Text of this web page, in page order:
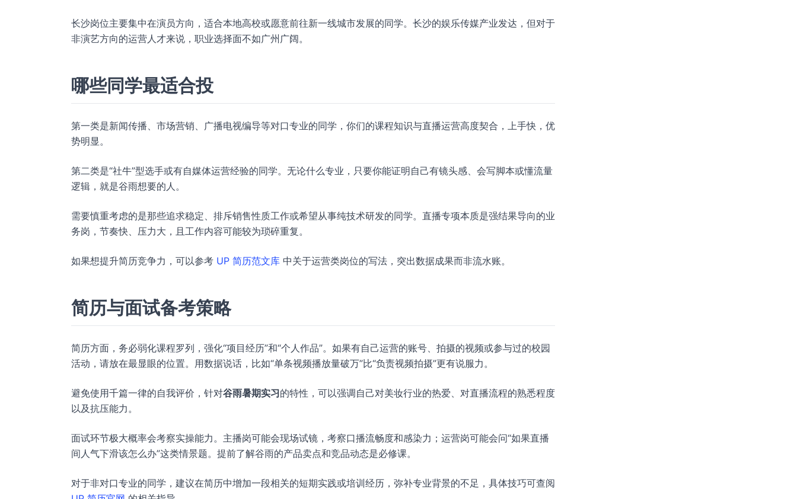
长沙岗位主要集中在演员方向，适合本地高校或愿意前往新一线城市发展的同学。长沙的娱乐传媒产业发达，但对于
非演艺方向的运营人才来说，职业选择面不如广州广阔。
哪些同学最适合投
第一类是新闻传播、市场营销、广播电视编导等对口专业的同学，你们的课程知识与直播运营高度契合，上手快，优
势明显。
第二类是“社牛”型选手或有自媒体运营经验的同学。无论什么专业，只要你能证明自己有镜头感、会写脚本或懂流量
逻辑，就是谷雨想要的人。
需要慎重考虑的是那些追求稳定、排斥销售性质工作或希望从事纯技术研发的同学。直播专项本质是强结果导向的业
务岗，节奏快、压力大，且工作内容可能较为琐碎重复。
如果想提升简历竞争力，可以参考 UP 简历范文库 中关于运营类岗位的写法，突出数据成果而非流水账。
简历与面试备考策略
简历方面，务必弱化课程罗列，强化“项目经历”和“个人作品”。如果有自己运营的账号、拍摄的视频或参与过的校园
活动，请放在最显眼的位置。用数据说话，比如“单条视频播放量破万”比“负责视频拍摄”更有说服力。
避免使用千篇一律的自我评价，针对谷雨暑期实习的特性，可以强调自己对美妆行业的热爱、对直播流程的熟悉程度
以及抗压能力。
面试环节极大概率会考察实操能力。主播岗可能会现场试镜，考察口播流畅度和感染力；运营岗可能会问“如果直播
间人气下滑该怎么办”这类情景题。提前了解谷雨的产品卖点和竞品动态是必修课。
对于非对口专业的同学，建议在简历中增加一段相关的短期实践或培训经历，弥补专业背景的不足，具体技巧可查阅